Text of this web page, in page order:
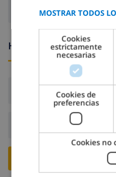
Horario de llegada y salida
Llegada:Desde
Salida:
RESERVE
MOSTRAR TODOS
Cookies
estrictamente
necesarias
Cookies de
preferencias
Cookies no